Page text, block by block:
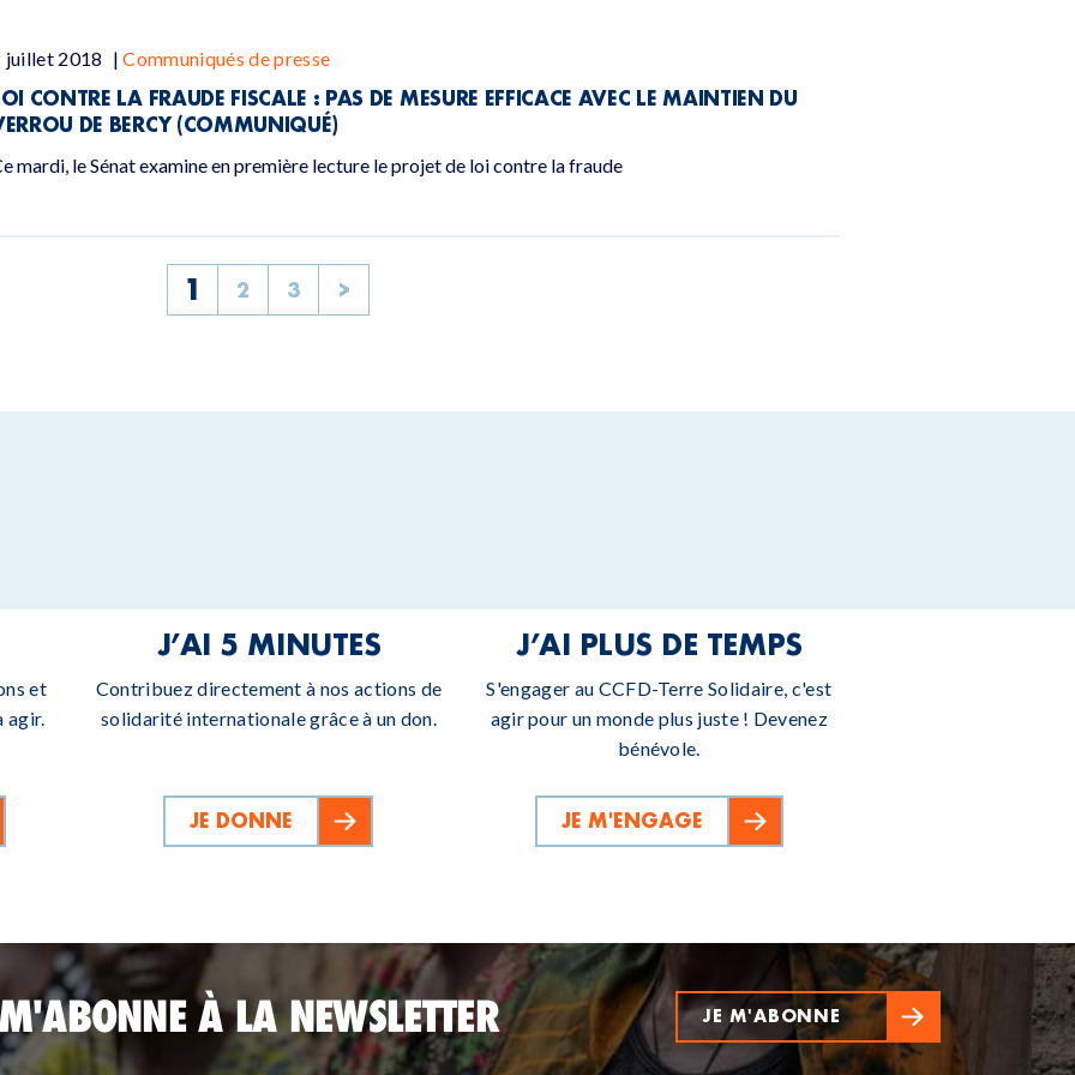
juillet 2018 | Communiqués de presse
CONTRE LA FRAUDE FISCALE : PAS DE MESURE EFFICACE AVEC LE MAINTIEN DU
DE BERCY (COMMUNIQUÉ)
mardi, le Sénat examine en première lecture le projet de loi contre la fraude
1 2 3 >
et
agir.
J’AI 5 MINUTES
Contribuez directement à nos actions de
solidarité internationale grâce à un don.
JE DONNE
J’AI PLUS DE TEMPS
S'engager au CCFD-Terre Solidaire, c'est
agir pour un monde plus juste ! Devenez
bénévole.
JE M'ENGAGE
À LA NEWSLETTER JE M'ABONNE